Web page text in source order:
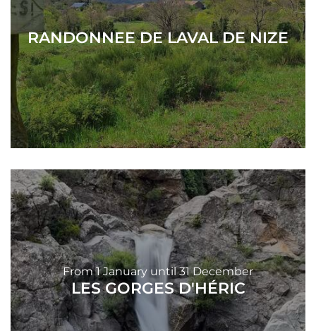
RANDONNEE DE LAVAL DE NIZE
From 1 January until 31 December
LES GORGES D'HÉRIC